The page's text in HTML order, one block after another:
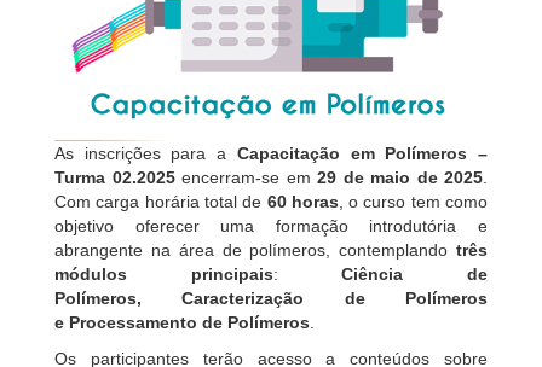
As inscrições para a Capacitação em Polímeros –
Turma 02.2025encerram-se em 29 de maio de 2025.
Com carga horária total de 60 horas, o curso tem como
objetivo oferecer uma formação introdutória e
abrangente na área de polímeros, contemplando três
módulos principais:Ciência de
Polímeros,Caracterização de Polímeros
e Processamento de Polímeros.
Os participantes terão acesso a conteúdos sobre